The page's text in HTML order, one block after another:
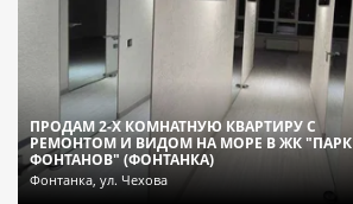
ПРОДАМ 2-Х КОМНАТНУЮ КВАРТИРУ С
РЕМОНТОМ И ВИДОМ НА МОРЕ В ЖК "ПАРК
ФОНТАНОВ" (ФОНТАНКА)
Фонтанка, ул. Чехова